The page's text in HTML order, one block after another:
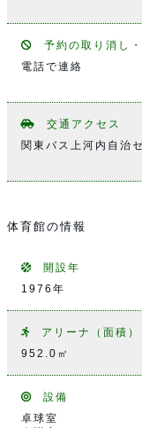
予約の取り消し
電話で連絡
交通アクセス
関東バス上河内自治
体育館の情報
開設年
1976年
アリーナ（面積）
952.0㎡
設備
卓球室